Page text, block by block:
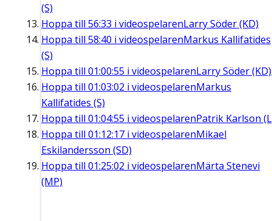
(S)
Hoppa till 56:33 i videospelarenLarry Söder (KD)
Hoppa till 58:40 i videospelarenMarkus Kallifatides
(S)
Hoppa till 01:00:55 i videospelarenLarry Söder (KD)
Hoppa till 01:03:02 i videospelarenMarkus
Kallifatides (S)
Hoppa till 01:04:55 i videospelarenPatrik Karlson
Hoppa till 01:12:17 i videospelarenMikael
Eskilandersson (SD)
Hoppa till 01:25:02 i videospelarenMärta Stenevi
(MP)